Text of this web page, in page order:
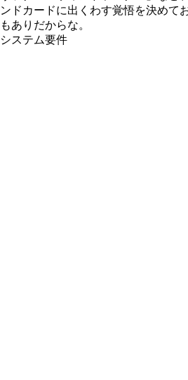
ンドカードに出くわす覚悟を決めて
もありだからな。
システム要件